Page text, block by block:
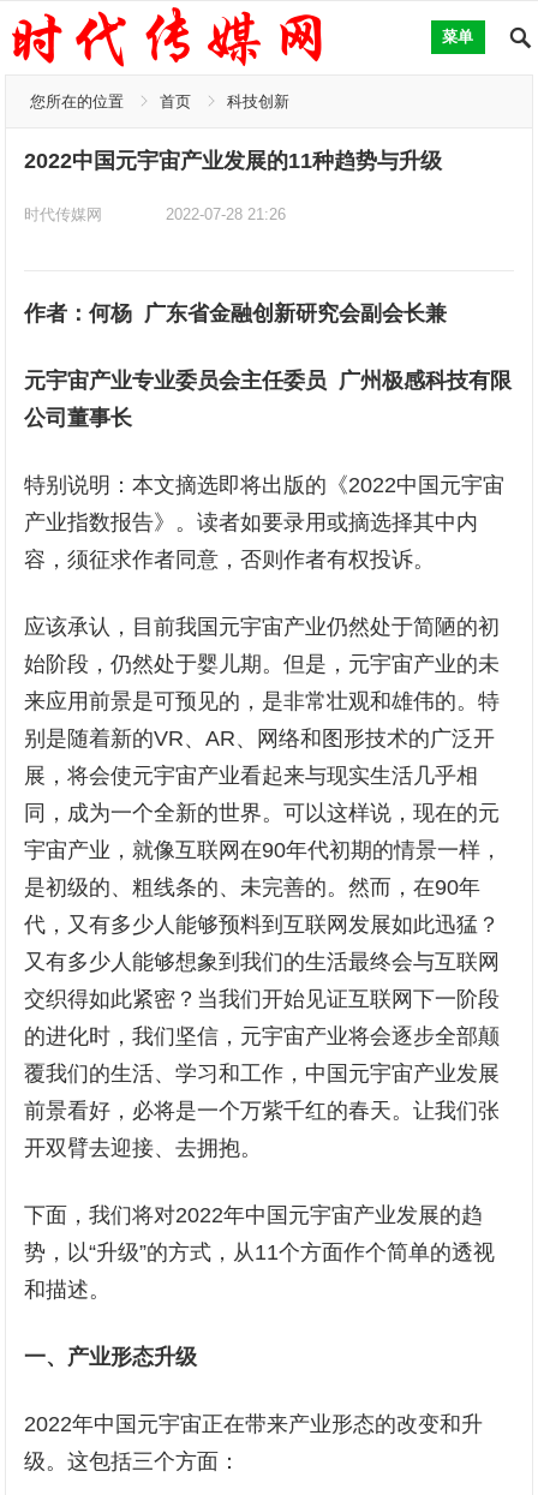
菜单
您所在的位置 首页 科技创新
2022中国元宇宙产业发展的11种趋势与升级
时代传媒网 2022-07-28 21:26
作者：何杨 广东省金融创新研究会副会长兼
元宇宙产业专业委员会主任委员 广州极感科技有限
公司董事长
特别说明：本文摘选即将出版的《2022中国元宇宙
产业指数报告》。读者如要录用或摘选择其中内
容，须征求作者同意，否则作者有权投诉。
应该承认，目前我国元宇宙产业仍然处于简陋的初
始阶段，仍然处于婴儿期。但是，元宇宙产业的未
来应用前景是可预见的，是非常壮观和雄伟的。特
别是随着新的VR、AR、网络和图形技术的广泛开
展，将会使元宇宙产业看起来与现实生活几乎相
同，成为一个全新的世界。可以这样说，现在的元
宇宙产业，就像互联网在90年代初期的情景一样，
是初级的、粗线条的、未完善的。然而，在90年
代，又有多少人能够预料到互联网发展如此迅猛？
又有多少人能够想象到我们的生活最终会与互联网
交织得如此紧密？当我们开始见证互联网下一阶段
的进化时，我们坚信，元宇宙产业将会逐步全部颠
覆我们的生活、学习和工作，中国元宇宙产业发展
前景看好，必将是一个万紫千红的春天。让我们张
开双臂去迎接、去拥抱。
下面，我们将对2022年中国元宇宙产业发展的趋
势，以“升级”的方式，从11个方面作个简单的透视
和描述。
一、 产业形态升级
2022年中国元宇宙正在带来产业形态的改变和升
级。这包括三个方面：